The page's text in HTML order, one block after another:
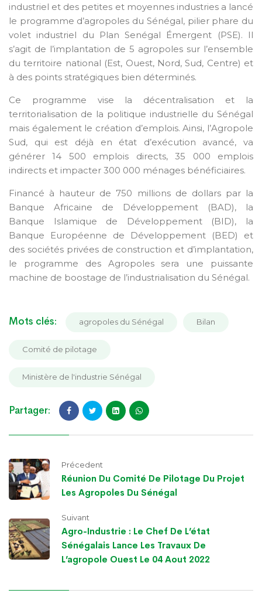
industriel et des petites et moyennes industries a lancé
le programme d’agropoles du Sénégal, pilier phare du
volet industriel du Plan Senégal Émergent (PSE). Il
s’agit de l’implantation de 5 agropoles sur l’ensemble
du territoire national (Est, Ouest, Nord, Sud, Centre) et
à des points stratégiques bien déterminés.
Ce programme vise la décentralisation et la
territorialisation de la politique industrielle du Sénégal
mais également le création d’emplois. Ainsi, l’Agropole
Sud, qui est déjà en état d’exécution avancé, va
générer 14 500 emplois directs, 35 000 emplois
indirects et impacter 300 000 ménages bénéficiaires.
Financé à hauteur de 750 millions de dollars par la
Banque Africaine de Développement (BAD), la
Banque Islamique de Développement (BID), la
Banque Européenne de Développement (BED) et
des sociétés privées de construction et d’implantation,
le programme des Agropoles sera une puissante
machine de boostage de l’industrialisation du Sénégal.
Mots clés: agropoles du Sénégal Bilan
Comité de pilotage
Ministère de l'industrie Sénégal
Partager:
Précedent
Réunion Du Comité De Pilotage Du Projet
Les Agropoles Du Sénégal
Suivant
Agro-Industrie : Le Chef De L’état
Sénégalais Lance Les Travaux De
L’agropole Ouest Le 04 Aout 2022